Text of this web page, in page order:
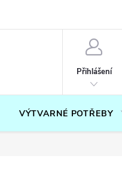
Přihlášení
VÝTVARNÉ POTŘEBY